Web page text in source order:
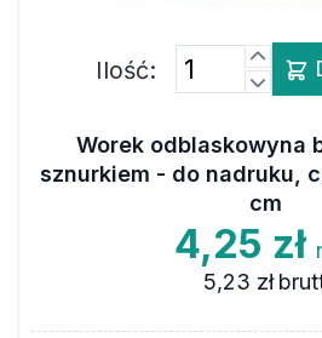
Ilość:
Worek odblaskowyna
sznurkiem - do nadruku,
cm
4,25 zł
5,23 zł